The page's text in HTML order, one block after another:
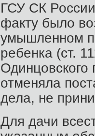
ГСУ СК
факту было
умышленном
ребенка (ст.
Одинцовского
отменяла
дела, не
Для дачи